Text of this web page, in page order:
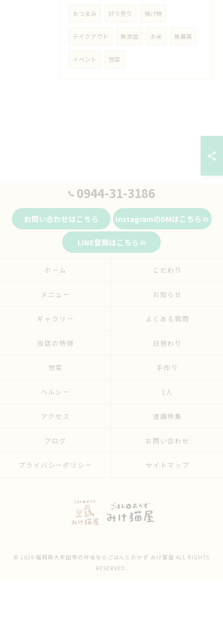
おつまみ 計り売り 揚げ物
テイクアウト 無添加 お米 無農薬
イベント 惣菜
0944-31-3186
お問い合わせはこちら InstagramのDMはこちら
LINE登録はこちら
ホーム こだわり
メニュー お知らせ
ギャラリー よくある質問
当店の特徴 日替わり
惣菜 手作り
ヘルシー 1人
アクセス 漫画特集
ブログ お問い合わせ
プライバシーポリシー サイトマップ
© 2026 福岡県大牟田市の弁当ならごはんとおかず みけ猫屋 ALL RIGHTS
RESERVED.